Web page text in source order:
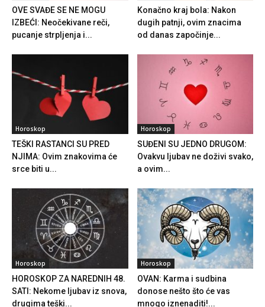
OVE SVAĐE SE NE MOGU
IZBEĆI: Neočekivane reči,
pucanje strpljenja i...
Konačno kraj bola: Nakon
dugih patnji, ovim znacima
od danas započinje...
Horoskop
TEŠKI RASTANCI SU PRED
NJIMA: Ovim znakovima će
srce biti u...
Horoskop
SUĐENI SU JEDNO DRUGOM:
Ovakvu ljubav ne doživi svako,
a ovim...
Horoskop
HOROSKOP ZA NAREDNIH 48.
SATI: Nekome ljubav iz snova,
drugima teški...
Horoskop
OVAN: Karma i sudbina
donose nešto što će vas
mnogo iznenaditi!...